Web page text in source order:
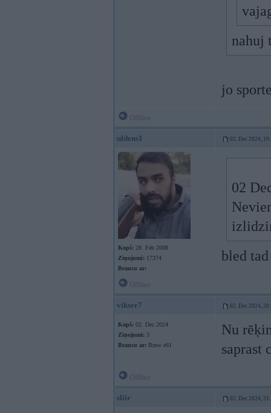
nahuj
jo
uldens1 02. Dec 2024,
Kopš: 28. Feb 2008
Ziņojumi: 17374
Braucu ar:
02
bled
vikser7 02. Dec 2024,
Kopš: 02. Dec 2024
Ziņojumi: 3
Braucu ar: Bmw e61
Nu
saprast
sliir 02. Dec 2024,